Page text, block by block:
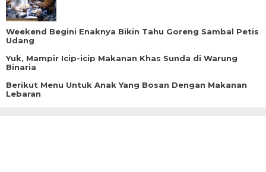
Weekend Begini Enaknya Bikin Tahu Goreng Sambal Petis
Udang
Yuk, Mampir Icip-icip Makanan Khas Sunda di Warung
Binaria
Berikut Menu Untuk Anak Yang Bosan Dengan Makanan
Lebaran